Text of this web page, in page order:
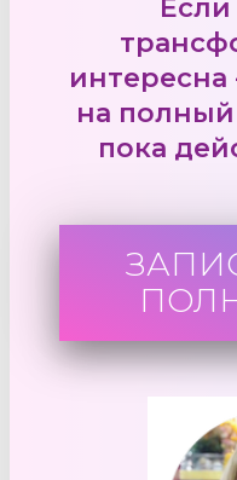
интересна
на полный
пока